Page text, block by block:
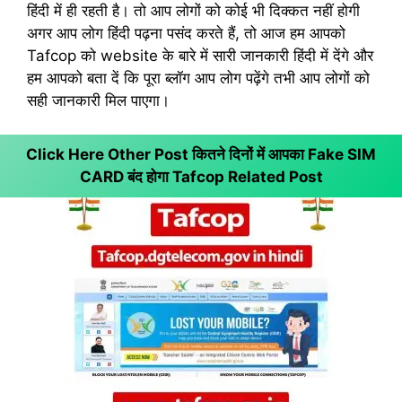
हिंदी में ही रहती है। तो आप लोगों को कोई भी दिक्कत नहीं होगी
अगर आप लोग हिंदी पढ़ना पसंद करते हैं, तो आज हम आपको
Tafcop को website के बारे में सारी जानकारी हिंदी में देंगे और
हम आपको बता दें कि पूरा ब्लॉग आप लोग पढ़ेंगे तभी आप लोगों को
सही जानकारी मिल पाएगा।
Click Here Other Post कितने दिनों में आपका Fake SIM
CARD बंद होगाTafcop Related Post